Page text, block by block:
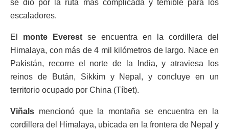
se dio por la ruta más complicada y temible para los
escaladores.
El monte Everest se encuentra en la cordillera del
Himalaya, con más de 4 mil kilómetros de largo. Nace en
Pakistán, recorre el norte de la India, y atraviesa los
reinos de Bután, Sikkim y Nepal, y concluye en un
territorio ocupado por China (Tíbet).
Viñals mencionó que la montaña se encuentra en la
cordillera del Himalaya, ubicada en la frontera de Nepal y